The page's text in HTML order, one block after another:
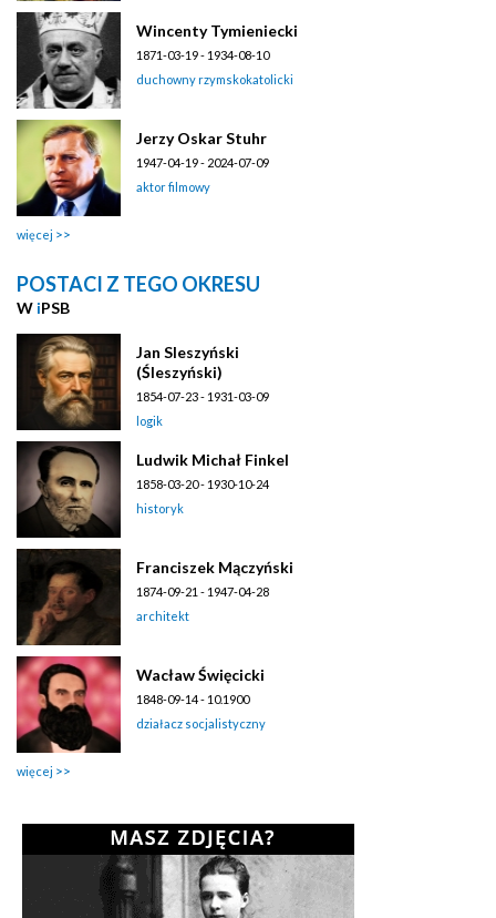
Wincenty Tymieniecki
1871-03-19 - 1934-08-10
duchowny rzymskokatolicki
Jerzy Oskar Stuhr
1947-04-19 - 2024-07-09
aktor filmowy
więcej
POSTACI Z TEGO OKRESU
W iPSB
Jan Sleszyński
(Śleszyński)
1854-07-23 - 1931-03-09
logik
Ludwik Michał Finkel
1858-03-20 - 1930-10-24
historyk
Franciszek Mączyński
1874-09-21 - 1947-04-28
architekt
Wacław Święcicki
1848-09-14 - 10.1900
działacz socjalistyczny
więcej